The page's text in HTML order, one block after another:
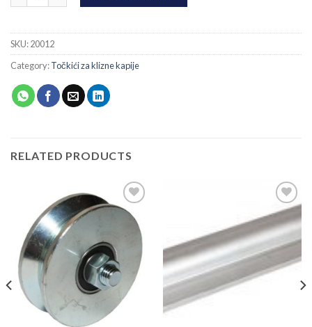
SKU:20012
Category:Točkići za klizne kapije
RELATED PRODUCTS
Add to
wishlist
Add to
wishlist